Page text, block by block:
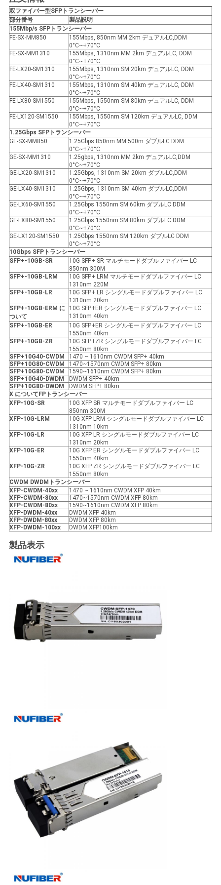
双ファイバー型SFPトランシーバー
部分番号
製品説明
155Mbp/s SFPトランシーバー
FE-SX-MM850
155Mbps, 850nm MM 2km デュアルLC,DDM
0°C~+70°C
FE-SX-MM1310
155Mbps, 1310nm MM 2km デュアルLC, DDM
0°C~+70°C
FE-LX20-SM1310
155Mbps, 1310nm SM 20km デュアルLC, DDM
0°C~+70°C
FE-LX40-SM1310
155Mbps, 1310nm SM 40km デュアルLC, DDM
0°C~+70°C
FE-LX80-SM1550
155Mbps, 1550nm SM 80km デュアルLC, DDM
0°C~+70°C
FE-LX120-SM1550
155Mbps, 1550nm SM 120km デュアルLC, DDM
0°C~+70°C
1.25Gbps SFPトランシーバー
GE-SX-MM850
1.25Gbps 850nm MM 500m ダブルLC DDM
0°C~+70°C
GE-SX-MM1310
1.25gbps, 1310nm MM 2km デュアルLC,DDM
0°C~+70°C
GE-LX20-SM1310
1.25Gbps, 1310nm SM 20km ダブルLC,DDM
0°C~+70°C
GE-LX40-SM1310
1.25Gbps, 1310nm SM 40km ダブルLC,DDM
0°C~+70°C
GE-LX60-SM1550
1.25Gbps 1550nm SM 60km ダブルLC DDM
0°C~+70°C
GE-LX80-SM1550
1.25Gbps 1550nm SM 80km ダブルLC DDM
0°C~+70°C
GE-LX120-SM1550
1.25Gbps 1550nm SM 120km ダブルLC DDM
0°C~+70°C
10Gbps SFPトランシーバー
SFP+-10GB-SR
10G SFP+ SR マルチモードダブルファイバー LC
850nm 300M
SFP+-10GB-LRM
10G SFP+ LRM マルチモードダブルファイバー LC
1310nm 220M
SFP+-10GB-LR
10G SFP+ LR シングルモードダブルファイバー LC
1310nm 20km
SFP+-10GB-ER M に
ついて
10G SFP+ER シングルモードダブルファイバー LC
1310nm 40km
SFP+-10GB-ER
10G SFP+ER シングルモードダブルファイバー LC
1550nm 40km
SFP+-10GB-ZR
10G SFP+ZR シングルモードダブルファイバー LC
1550nm 80km
SFP+10G40-CWDM
1470 ~ 1610nm CWDM SFP+ 40km
SFP+10G80-CWDM
1470~1570nm CWDM SFP+ 80km
SFP+10G80-CWDM
1590~1610nm CWDM SFP+ 80km
SFP+10G40-DWDM
DWDM SFP+ 40km
SFP+10G80-DWDM
DWDM SFP+ 80km
X について FPトランシーバー
XFP-10G-SR
10G XFP SR マルチモードダブルファイバー LC
850nm 300M
XFP-10G-LRM
10G XFP LRM シングルモードダブルファイバー LC
1310nm 10km
XFP-10G-LR
10G XFP LR シングルモードダブルファイバー LC
1310nm 20km
XFP-10G-ER
10G XFP ER シングルモードダブルファイバー LC
1550nm 40km
XFP-10G-ZR
10G XFP ZR シングルモードダブルファイバー LC
1550nm 80km
CWDM DWDMトランシーバー
XFP-CWDM-40xx
1470 ~ 1610nm CWDM XFP 40km
XFP-CWDM-80xx
1470~1570nm CWDM XFP 80km
XFP-CWDM-80xx
1590~1610nm CWDM XFP 80km
XFP- DWDM-40xx
DWDM XFP 40km
XFP- DWDM-80xx
DWDM XFP 80km
XFP- DWDM-100xx DWDM XFP100km
製品表示